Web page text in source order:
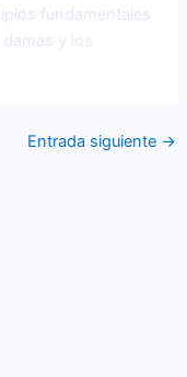
fundamentales
y los
Entrada siguiente →